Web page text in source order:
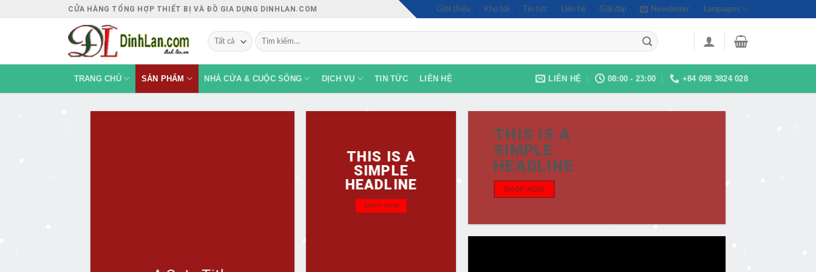
CỬA HÀNG TỔNG HỢP THIẾT BỊ VÀ ĐỒ GIA DỤNG DINHLAN.COM Giới thiệu Kho bãi Tin tức Liên hệ Giải đáp Newsletter Languages
Tìm
kiếm:
TRANG CHỦ SẢN PHẨM NHÀ CỬA & CUỘC SỐNG DỊCH VỤ TIN TỨC LIÊN HỆ LIÊN HỆ 08:00 - 23:00 +84 098 3824 028
THIS IS A
SIMPLE
HEADLINE
SHOP NOW
THIS IS A
SIMPLE
HEADLINE
SHOP NOW